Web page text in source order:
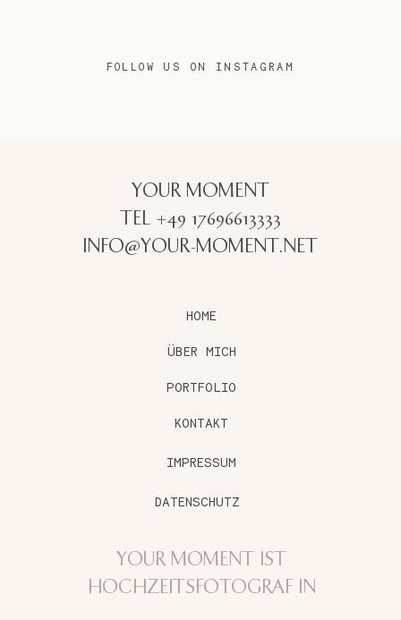
FOLLOW US ON INSTAGRAM
HOME
YOUR MOMENT IST
HOCHZEITSFOTOGRAF IN
YOUR MOMENT
TEL +49 17696613333
INFO@YOUR-MOMENT.NET
ÜBER MICH
PORTFOLIO
KONTAKT
IMPRESSUM
DATENSCHUTZ